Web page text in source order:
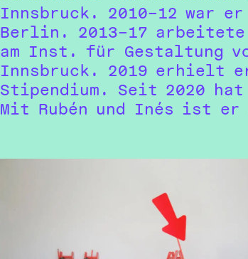
Innsbruck. 2010–12 war
Berlin. 2013–17
am Inst. für Gestaltung
Innsbruck. 2019 erhielt
Stipendium. Seit 2020
Mit Rubén und Inés ist